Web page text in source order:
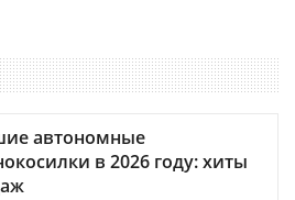
автономные
в 2026 году: хиты